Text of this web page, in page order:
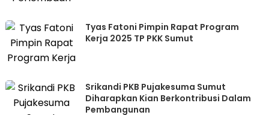
Tyas Fatoni Pimpin Rapat Program
Kerja 2025 TP PKK Sumut
Srikandi PKB Pujakesuma Sumut
Diharapkan Kian Berkontribusi Dalam
Pembangunan